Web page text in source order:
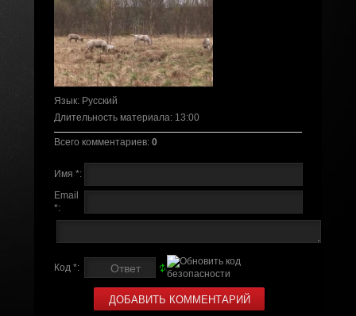
Язык: Русский
Длительность материала: 13:00
Всего комментариев: 0
Имя *:
Email
*:
Код *: